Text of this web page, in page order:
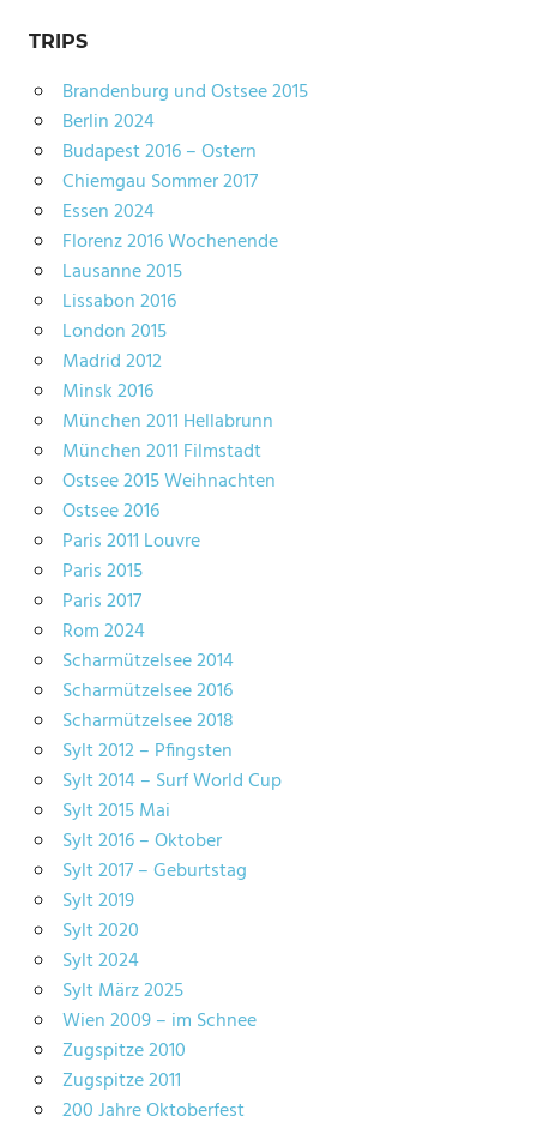
TRIPS
Brandenburg und Ostsee 2015
Berlin 2024
Budapest 2016 – Ostern
Chiemgau Sommer 2017
Essen 2024
Florenz 2016 Wochenende
Lausanne 2015
Lissabon 2016
London 2015
Madrid 2012
Minsk 2016
München 2011 Hellabrunn
München 2011 Filmstadt
Ostsee 2015 Weihnachten
Ostsee 2016
Paris 2011 Louvre
Paris 2015
Paris 2017
Rom 2024
Scharmützelsee 2014
Scharmützelsee 2016
Scharmützelsee 2018
Sylt 2012 – Pfingsten
Sylt 2014 – Surf World Cup
Sylt 2015 Mai
Sylt 2016 – Oktober
Sylt 2017 – Geburtstag
Sylt 2019
Sylt 2020
Sylt 2024
Sylt März 2025
Wien 2009 – im Schnee
Zugspitze 2010
Zugspitze 2011
200 Jahre Oktoberfest